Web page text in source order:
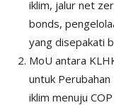
iklim, jalur net
bonds,
yang disepakati
MoU antara
untuk
iklim menuju